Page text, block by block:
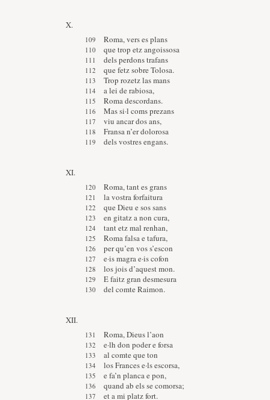
X.
Roma, vers es plans
que trop etz angoissosa
dels perdons trafans
que fetz sobre Tolosa.
Trop rozetz las mans
a lei de rabiosa,
Roma descordans.
Mas si·l coms prezans
viu ancar dos ans,
Fransa n’er dolorosa
dels vostres engans.
XI.
Roma, tant es grans
la vostra forfaitura
que Dieu e sos sans
en gitatz a non cura,
tant etz mal renhan,
Roma falsa e tafura,
per qu’en vos s’escon
e·is magra e·is cofon
los jois d’aquest mon.
E faitz gran desmesura
del comte Raimon.
XII.
Roma, Dieus l’aon
e·lh don poder e forsa
al comte que ton
los Frances e·ls escorsa,
e fa’n planca e pon,
quand ab els se comorsa;
et a mi platz fort.